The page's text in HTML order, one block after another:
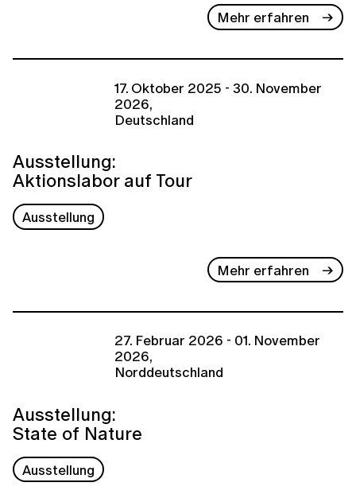
Mehr erfahren
17. Oktober 2025 - 30. November
2026,
Deutschland
Ausstellung:
Aktionslabor auf Tour
Ausstellung
Mehr erfahren
27. Februar 2026 - 01. November
2026,
Norddeutschland
Ausstellung:
State of Nature
Ausstellung